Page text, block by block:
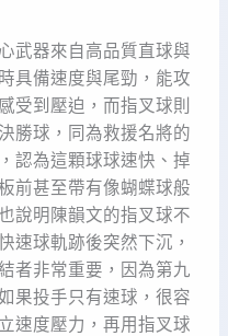
武器來自高品質直球與
具備速度與尾勁，能攻
受到壓迫，而指叉球則
勝球，同為救援名將的
認為這顆球球速快、掉
前甚至帶有像蝴蝶球般
說明陳韻文的指叉球不
速球軌跡後突然下沉，
者非常重要，因為第九
果投手只有速球，很容
速度壓力，再用指叉球